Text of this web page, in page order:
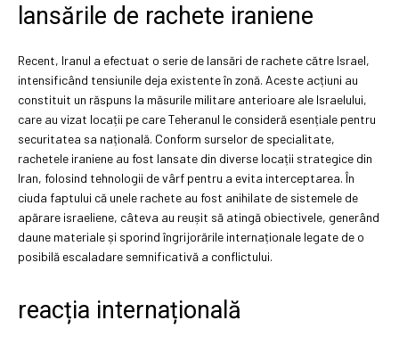
lansările de rachete iraniene
Recent, Iranul a efectuat o serie de lansări de rachete către Israel,
intensificând tensiunile deja existente în zonă. Aceste acțiuni au
constituit un răspuns la măsurile militare anterioare ale Israelului,
care au vizat locații pe care Teheranul le consideră esențiale pentru
securitatea sa națională. Conform surselor de specialitate,
rachetele iraniene au fost lansate din diverse locații strategice din
Iran, folosind tehnologii de vârf pentru a evita interceptarea. În
ciuda faptului că unele rachete au fost anihilate de sistemele de
apărare israeliene, câteva au reușit să atingă obiectivele, generând
daune materiale și sporind îngrijorările internaționale legate de o
posibilă escaladare semnificativă a conflictului.
reacția internațională